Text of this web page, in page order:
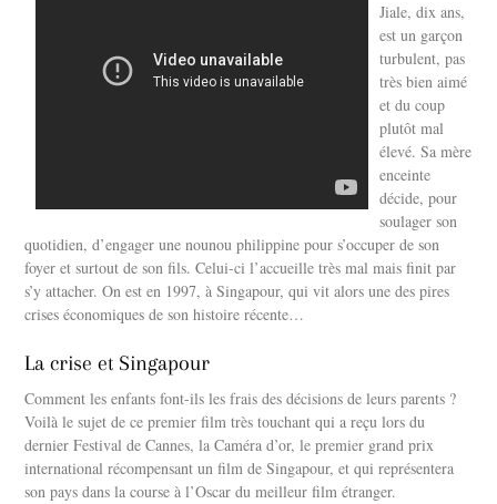
Jiale, dix ans,
est un garçon
turbulent, pas
très bien aimé
et du coup
plutôt mal
élevé. Sa mère
enceinte
décide, pour
soulager son
quotidien, d’engager une nounou philippine pour s’occuper de son
foyer et surtout de son fils. Celui-ci l’accueille très mal mais finit par
s’y attacher. On est en 1997, à Singapour, qui vit alors une des pires
crises économiques de son histoire récente…
La crise et Singapour
Comment les enfants font-ils les frais des décisions de leurs parents ?
Voilà le sujet de ce premier film très touchant qui a reçu lors du
dernier Festival de Cannes, la Caméra d’or, le premier grand prix
international récompensant un film de Singapour, et qui représentera
son pays dans la course à l’Oscar du meilleur film étranger.